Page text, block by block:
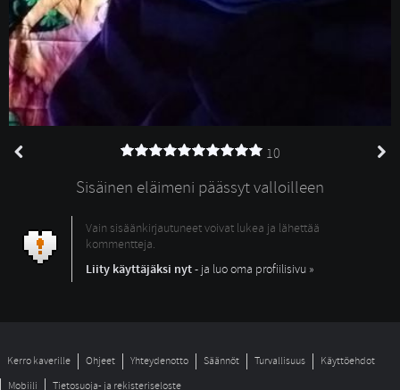
10
Sisäinen eläimeni päässyt valloilleen
Vain sisäänkirjautuneet voivat lukea ja lähettää
kommentteja.
Liity käyttäjäksi nyt- ja luo oma profiilisivu »
Kerro kaverille Ohjeet Yhteydenotto Säännöt Turvallisuus
Käyttöehdot
Mobiili
Tietosuoja- ja rekisteriseloste